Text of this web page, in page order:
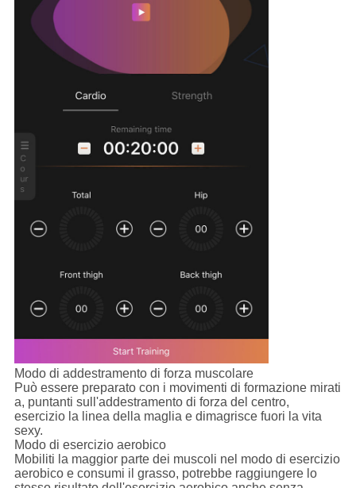
Modo di addestramento di forza muscolare
Può essere preparato con i movimenti di formazione mirati
a, puntanti sull'addestramento di forza del centro,
esercizio la linea della maglia e dimagrisce fuori la vita
sexy.
Modo di esercizio aerobico
Mobiliti la maggior parte dei muscoli nel modo di esercizio
aerobico e consumi il grasso, potrebbe raggiungere lo